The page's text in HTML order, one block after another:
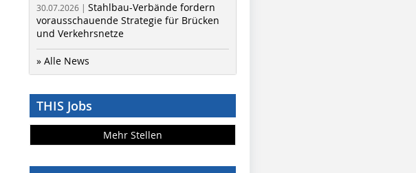
30.07.2026 | Stahlbau-Verbände fordern
vorausschauende Strategie für Brücken
und Verkehrsnetze
» Alle News
THIS Jobs
Mehr Stellen